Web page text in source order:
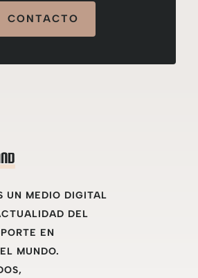
CONTACTO
UN MEDIO DIGITAL
DEL
EN
MUNDO.